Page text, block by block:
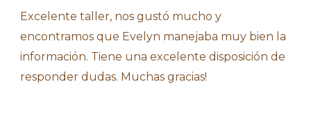
Excelente taller, nos gustó mucho y
encontramos que Evelyn manejaba muy bien la
información. Tiene una excelente disposición de
responder dudas. Muchas gracias!